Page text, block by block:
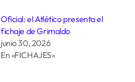
Oficial: el Atlético presenta el
fichaje de Grimaldo
junio 30, 2026
En «FICHAJES»